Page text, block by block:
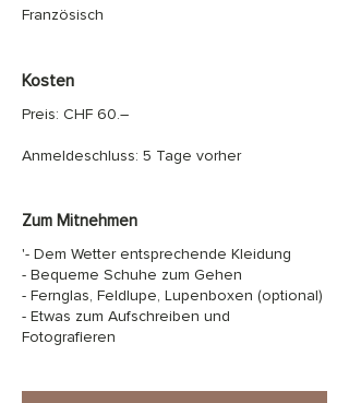
Französisch
Kosten
Preis: CHF 60.–
Anmeldeschluss: 5 Tage vorher
Zum Mitnehmen
'- Dem Wetter entsprechende Kleidung
- Bequeme Schuhe zum Gehen
- Fernglas, Feldlupe, Lupenboxen (optional)
- Etwas zum Aufschreiben und
Fotografieren